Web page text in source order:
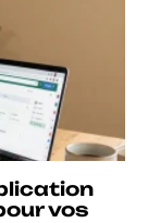
vos